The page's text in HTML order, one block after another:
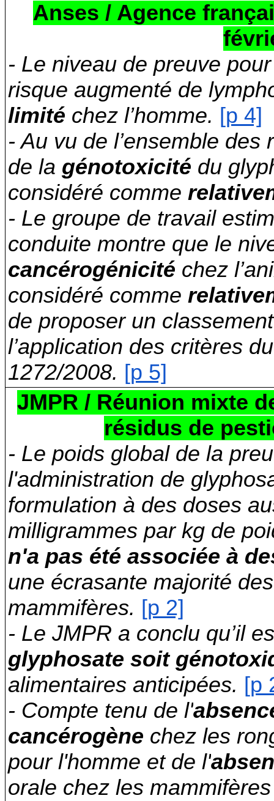
Anses / Agence
- Le niveau de preuve
risque augmenté de
limité chez l’homme. [p 4]
- Au vu de l’ensemble
de la génotoxicité du
considéré comme
- Le groupe de travail
conduite montre que le
cancérogénicité chez
considéré comme
de proposer un
l’application des critères
1272/2008. [p 5]
JMPR / Réunion mixte
résidus de
- Le poids global de la
l'administration de
formulation à des doses
milligrammes par kg de
n'a pas été associée à
une écrasante majorité
mammifères. [p 2]
- Le JMPR a conclu qu’il
glyphosate soit
alimentaires anticipées. [p
- Compte tenu de l'
cancérogène chez les
pour l'homme et de l'
orale chez les